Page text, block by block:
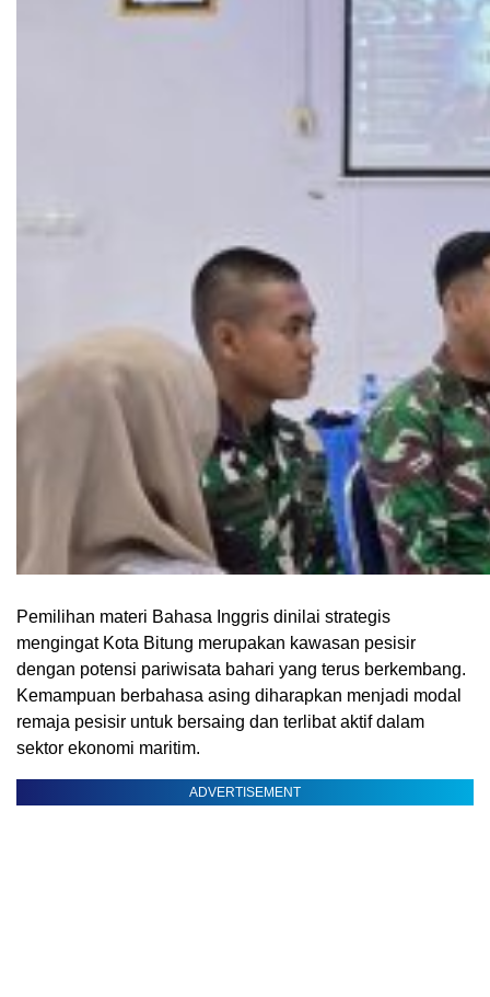
Pemilihan materi Bahasa Inggris dinilai strategis
mengingat Kota Bitung merupakan kawasan pesisir
dengan potensi pariwisata bahari yang terus berkembang.
Kemampuan berbahasa asing diharapkan menjadi modal
remaja pesisir untuk bersaing dan terlibat aktif dalam
sektor ekonomi maritim.
ADVERTISEMENT